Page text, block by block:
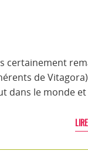
certainement
de
dans le monde